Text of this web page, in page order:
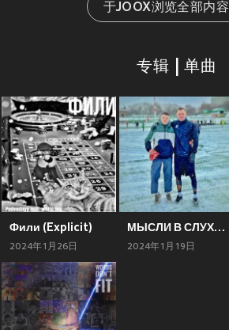
于JOOX浏览全部内容
专辑 | 单曲
Фили (Explicit)
2024年1月26日
МЫСЛИ В СЛУХ (Explicit)
2024年1月19日